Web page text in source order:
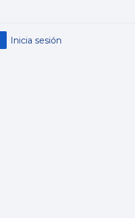
Inicia sesión